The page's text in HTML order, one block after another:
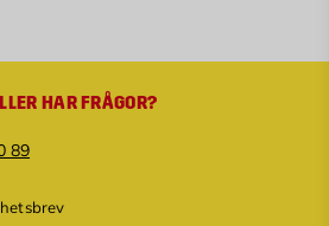
HAR FRÅGOR?
89